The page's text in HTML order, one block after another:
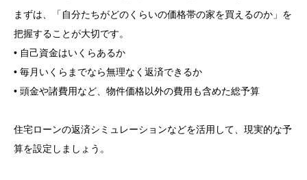
まずは、「自分たちがどのくらいの価格帯の家を買えるのか」を
把握することが大切です。
• 自己資金はいくらあるか
• 毎月いくらまでなら無理なく返済できるか
• 頭金や諸費用など、物件価格以外の費用も含めた総予算
住宅ローンの返済シミュレーションなどを活用して、現実的な予
算を設定しましょう。